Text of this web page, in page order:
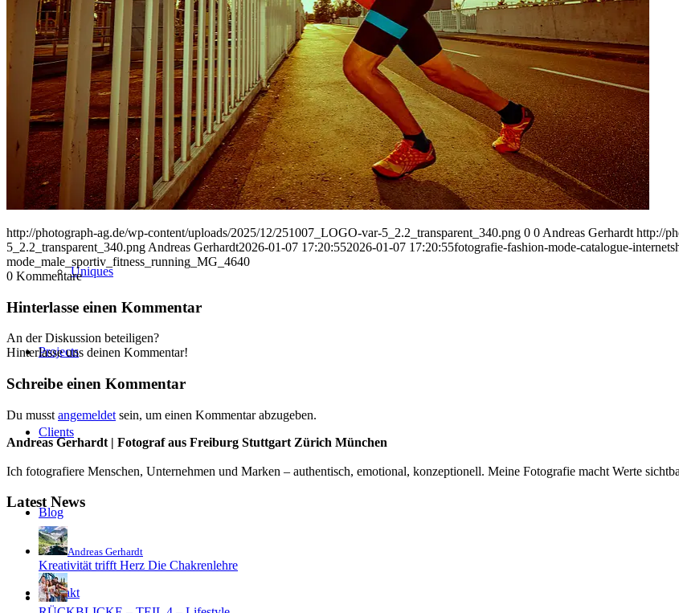
Lifestyle
Corporate
Sports
Uniques
Projects
Clients
Blog
Kontakt
http://photograph-ag.de/wp-content/uploads/2025/12/251007_LOGO-var-5_2.2_transparent_340.png 0 0 Andreas Gerhardt http://
5_2.2_transparent_340.png Andreas Gerhardt2026-01-07 17:20:552026-01-07 17:20:55fotografie-fashion-mode-catalogue-
mode_male_sportiv_fitness_running_MG_4640
0 Kommentare
Hinterlasse einen Kommentar
An der Diskussion beteiligen?
Hinterlasse uns deinen Kommentar!
Schreibe einen Kommentar
Du musst angemeldet sein, um einen Kommentar abzugeben.
Andreas Gerhardt | Fotograf aus Freiburg Stuttgart Zürich München
Ich fotografiere Menschen, Unternehmen und Marken – authentisch, emotional, konzeptionell. Meine Fotografie macht Werte
Latest News
Andreas Gerhardt
Kreativität trifft Herz Die Chakrenlehre